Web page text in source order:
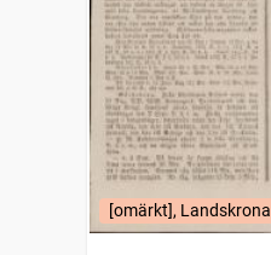
[omärkt], Landskrona